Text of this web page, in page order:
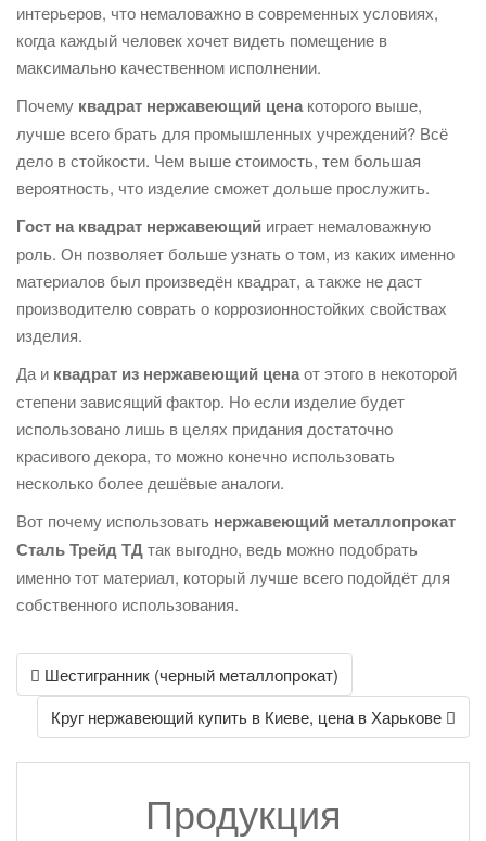
интерьеров, что немаловажно в современных условиях,
когда каждый человек хочет видеть помещение в
максимально качественном исполнении.
Почему квадрат нержавеющий цена которого выше,
лучше всего брать для промышленных учреждений? Всё
дело в стойкости. Чем выше стоимость, тем большая
вероятность, что изделие сможет дольше прослужить.
Гост на квадрат нержавеющий играет немаловажную
роль. Он позволяет больше узнать о том, из каких именно
материалов был произведён квадрат, а также не даст
производителю соврать о коррозионностойких свойствах
изделия.
Да и квадрат из нержавеющий ценаот этого в некоторой
степени зависящий фактор. Но если изделие будет
использовано лишь в целях придания достаточно
красивого декора, то можно конечно использовать
несколько более дешёвые аналоги.
Вот почему использовать нержавеющий металлопрокат
Сталь Трейд ТДтак выгодно, ведь можно подобрать
именно тот материал, который лучше всего подойдёт для
собственного использования.
Post
navigation
Шестигранник (черный металлопрокат)
Круг нержавеющий купить в Киеве, цена в Харькове
Продукция